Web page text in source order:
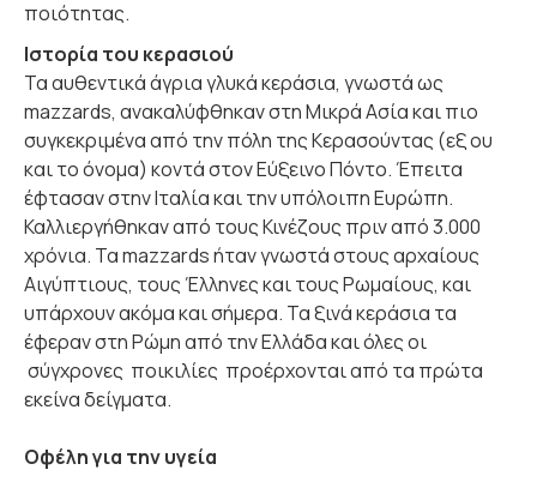
ποιότητας.
Ιστορία του κερασιού
Τα αυθεντικά άγρια γλυκά κεράσια, γνωστά ως
mazzards, ανακαλύφθηκαν στη Μικρά Ασία και πιο
συγκεκριμένα από την πόλη της Κερασούντας (εξ ου
και το όνομα) κοντά στον Εύξεινο Πόντο. Έπειτα
έφτασαν στην Ιταλία και την υπόλοιπη Ευρώπη.
Καλλιεργήθηκαν από τους Κινέζους πριν από 3.000
χρόνια. Τα mazzards ήταν γνωστά στους αρχαίους
Αιγύπτιους, τους Έλληνες και τους Ρωμαίους, και
υπάρχουν ακόμα και σήμερα. Τα ξινά κεράσια τα
έφεραν στη Ρώμη από την Ελλάδα και όλες οι
σύγχρονες ποικιλίες προέρχονται από τα πρώτα
εκείνα δείγματα.
Οφέλη για την υγεία